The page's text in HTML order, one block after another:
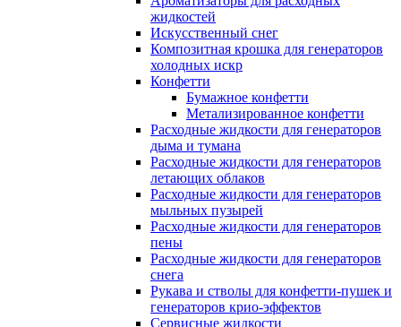
жидкостей
Искусственный снег
Композитная крошка для генераторов
холодных искр
Конфетти
Бумажное конфетти
Метализированное конфетти
Расходные жидкости для генераторов
дыма и тумана
Расходные жидкости для генераторов
летающих облаков
Расходные жидкости для генераторов
мыльных пузырей
Расходные жидкости для генераторов
пены
Расходные жидкости для генераторов
снега
Рукава и стволы для конфетти-пушек и
генераторов крио-эффектов
Сервисные жидкости